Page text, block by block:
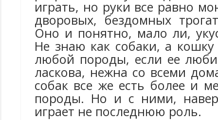
играть, но руки все равно
дворовых, бездомных
Оно и понятно, мало ли,
Не знаю как собаки, а
любой породы, если ее
ласкова, нежна со всеми
собак все же есть более и
породы. Но и с ними,
играет не последнюю роль.